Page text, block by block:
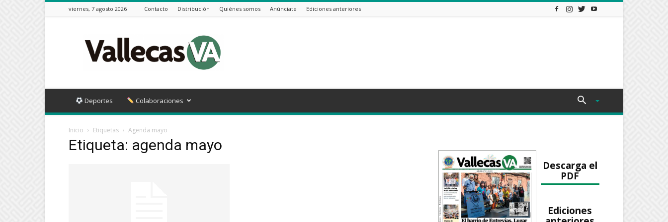
viernes, 7 agosto 2026 Contacto Distribución Quiénes somos Anúnciate Ediciones anteriores
VA
Deportes Colaboraciones
Inicio Etiquetas Agenda mayo
Etiqueta: agenda mayo
Descarga el
PDF
Ediciones